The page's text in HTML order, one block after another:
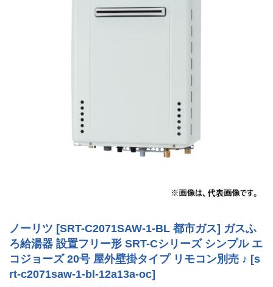
ノーリツ [SRT-C2071SAW-1-BL 都市ガス] ガスふ
ろ給湯器 設置フリー形 SRT-Cシリーズ シンプル エ
コジョーズ 20号 屋外壁掛タイプ リモコン別売 ♪ [s
rt-c2071saw-1-bl-12a13a-oc]